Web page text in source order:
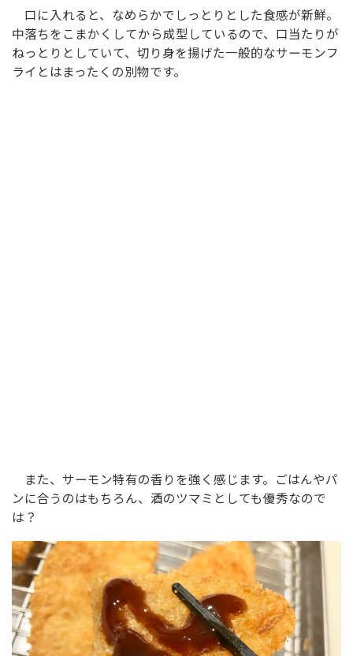
口に入れると、なめらかでしっとりとした食感が新鮮。
中落ちをこまかくしてから成型しているので、口当たりが
ねっとりとしていて、切り身を揚げた一般的なサーモンフ
ライとはまったくの別物です。
また、サーモン特有の香りを強く感じます。ごはんやパ
ンに合うのはもちろん、酒のツマミとしても優秀なので
は？